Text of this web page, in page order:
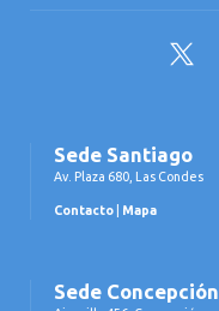
Twitter
Sede Santiago
Av. Plaza 680, Las Condes
Contacto Mapa
Sede Concepción